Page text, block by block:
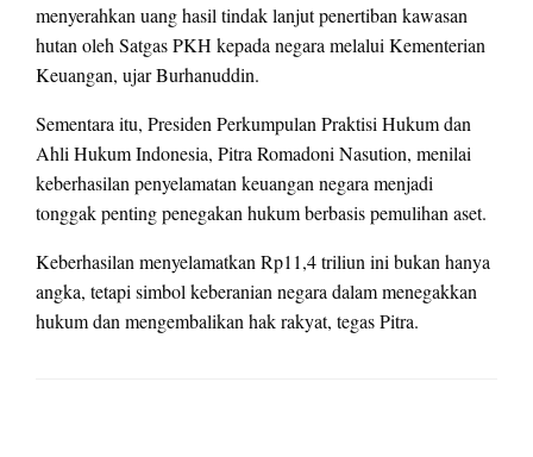
menyerahkan uang hasil tindak lanjut penertiban kawasan
hutan oleh Satgas PKH kepada negara melalui Kementerian
Keuangan, ujar Burhanuddin.
Sementara itu, Presiden Perkumpulan Praktisi Hukum dan
Ahli Hukum Indonesia, Pitra Romadoni Nasution, menilai
keberhasilan penyelamatan keuangan negara menjadi
tonggak penting penegakan hukum berbasis pemulihan aset.
Keberhasilan menyelamatkan Rp11,4 triliun ini bukan hanya
angka, tetapi simbol keberanian negara dalam menegakkan
hukum dan mengembalikan hak rakyat, tegas Pitra.